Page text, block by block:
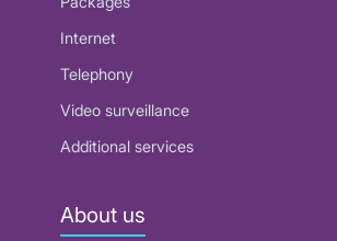
Internet
Telephony
Video surveillance
Additional services
About us